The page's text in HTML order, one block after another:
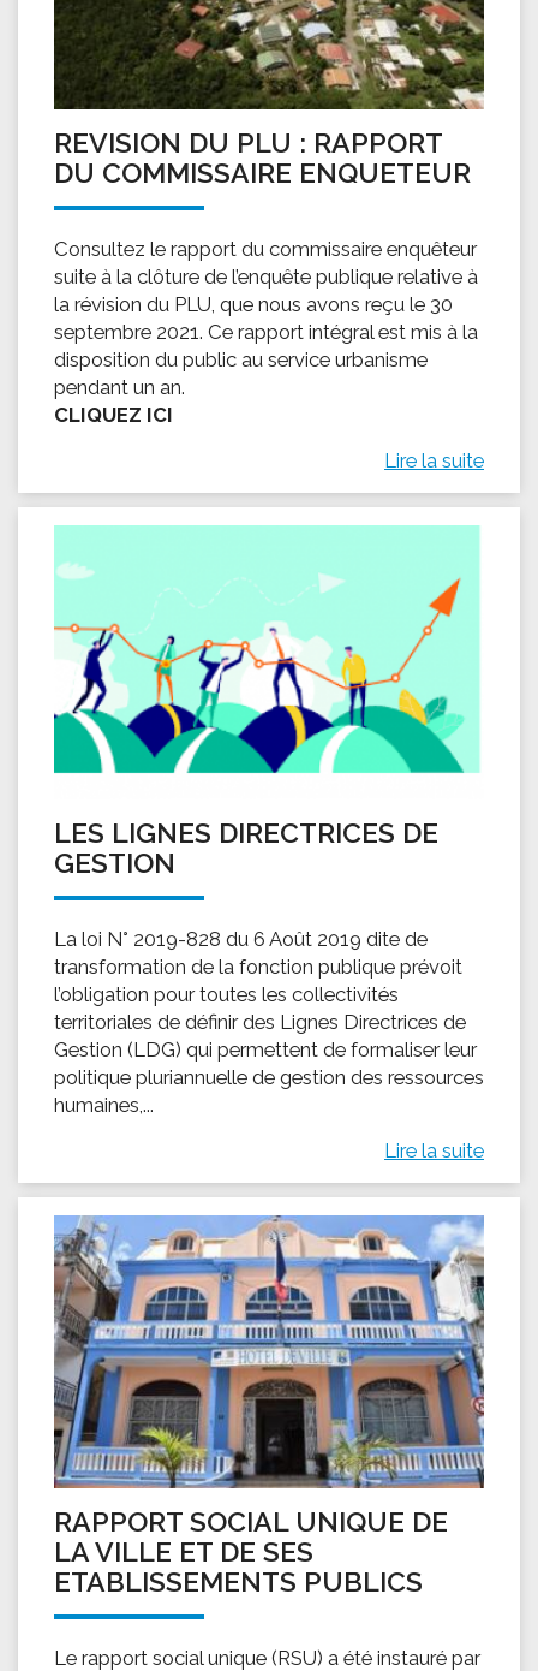
REVISION DU PLU : RAPPORT
DU COMMISSAIRE ENQUETEUR
Consultez le rapport du commissaire enquêteur
suite à la clôture de l’enquête publique relative à
la révision du PLU, que nous avons reçu le 30
septembre 2021. Ce rapport intégral est mis à la
disposition du public au service urbanisme
pendant un an.
CLIQUEZ ICI
Lire la suite
LES LIGNES DIRECTRICES DE
GESTION
La loi N° 2019-828 du 6 Août 2019 dite de
transformation de la fonction publique prévoit
l’obligation pour toutes les collectivités
territoriales de définir des Lignes Directrices de
Gestion (LDG) qui permettent de formaliser leur
politique pluriannuelle de gestion des ressources
humaines,...
Lire la suite
RAPPORT SOCIAL UNIQUE DE
LA VILLE ET DE SES
ETABLISSEMENTS PUBLICS
Le rapport social unique (RSU) a été instauré par